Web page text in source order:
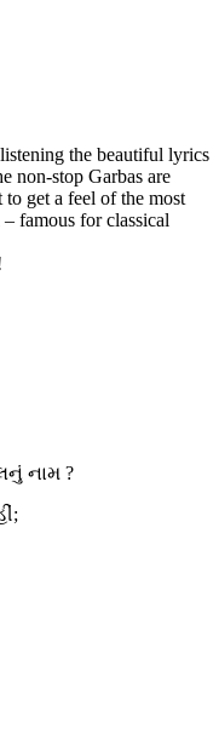
the beautiful lyrics
non-stop Garbas are
get a feel of the most
famous for classical
નામ ?